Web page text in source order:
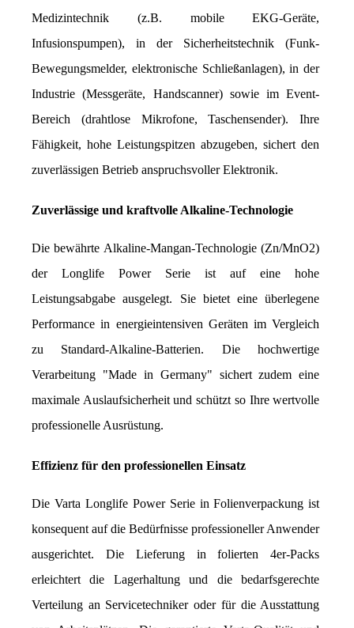
Medizintechnik (z.B. mobile EKG-Geräte,
Infusionspumpen), in der Sicherheitstechnik (Funk-
Bewegungsmelder, elektronische Schließanlagen), in der
Industrie (Messgeräte, Handscanner) sowie im Event-
Bereich (drahtlose Mikrofone, Taschensender). Ihre
Fähigkeit, hohe Leistungspitzen abzugeben, sichert den
zuverlässigen Betrieb anspruchsvoller Elektronik.
Zuverlässige und kraftvolle Alkaline-Technologie
Die bewährte Alkaline-Mangan-Technologie (Zn/MnO2)
der Longlife Power Serie ist auf eine hohe
Leistungsabgabe ausgelegt. Sie bietet eine überlegene
Performance in energieintensiven Geräten im Vergleich
zu Standard-Alkaline-Batterien. Die hochwertige
Verarbeitung "Made in Germany" sichert zudem eine
maximale Auslaufsicherheit und schützt so Ihre wertvolle
professionelle Ausrüstung.
Effizienz für den professionellen Einsatz
Die Varta Longlife Power Serie in Folienverpackung ist
konsequent auf die Bedürfnisse professioneller Anwender
ausgerichtet. Die Lieferung in folierten 4er-Packs
erleichtert die Lagerhaltung und die bedarfsgerechte
Verteilung an Servicetechniker oder für die Ausstattung